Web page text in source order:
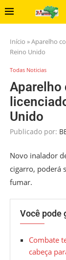
Início »Aparelho
Reino Unido
Todas Noticias
Aparelho
Unido
Publicado por:
Novo inalador
cigarro, poderá
fumar.
Você pode
Combate
cabeça